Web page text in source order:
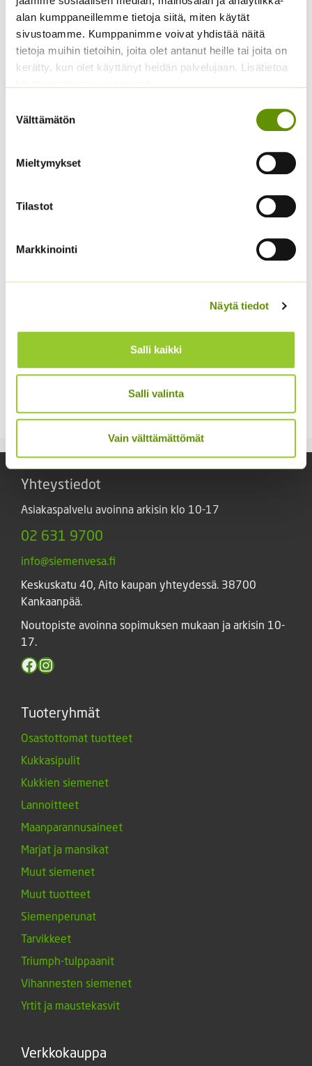
alan kumppaneillemme tietoja siitä, miten käytät
sivustoamme. Kumppanimme voivat yhdistää näitä
tietoja muihin tietoihin, joita olet antanut heille tai joita on
kerätty, kun olet käyttänyt heidän palvelujaan. Lisätietoa
valinta
Välttämätön
Mieltymykset
Tilastot
Markkinointi
Näytä tiedot
Salli kaikki
Salli valinta
Vain välttämättömät
3,60€ Sisältää arvonlisäveron
Tuoksuherne Little
2,80€
Kääpiöauringonkukka
Sisältää arvonlisäveron
Kaliforniantuliunikko
5,50€ Sisältää arvonlisäveron
Jänönhäntä ’Bunny
Tails’
5,00€ Sisältää arvonlisäveron
Yhteystiedot
Asiakaspalvelu avoinna arkisin klo 10-17
02 631 9700
info@siemenvesa.fi
Keskuskatu 40, Aito kaupan yhteydessä. 38700
Kankaanpää.
Noutopiste avoinna sopimuksen mukaan ja arkisin 10-
17.
Facebook
Instagram
Tuoteryhmät
Osastottomat tuotteet
Kukkasipulit
Kukkien siemenet
Lannoitteet
Maanparannusaineet
Marjat ja mansikat
Muut siemenet
Muut tuotteet
Siemenperunat
Tarvikkeet
Triumph-tulppaanit
Vihannesten siemenet
Yrtit ja maustekasvit
Verkkokauppa